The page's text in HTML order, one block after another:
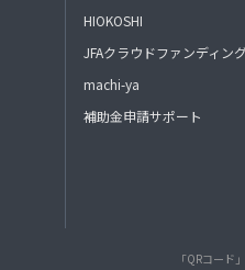
HIOKOSHI
JFAクラウドファンディン
machi-ya
補助金申請サポート
「QRコード